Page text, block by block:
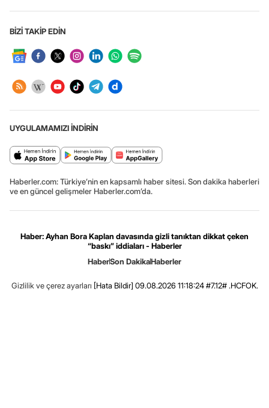
BİZİ TAKİP EDİN
UYGULAMAMIZI İNDİRİN
Haberler.com: Türkiye’nin en kapsamlı haber sitesi. Son dakika haberleri
ve en güncel gelişmeler Haberler.com’da.
Haber: Ayhan Bora Kaplan davasında gizli tanıktan dikkat çeken
“baskı” iddiaları - Haberler
HaberSon DakikaHaberler
Gizlilik ve çerez ayarları [Hata Bildir] 09.08.2026 11:18:24 #7.12# .HCFOK.